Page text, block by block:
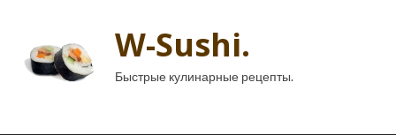
W-Sushi.
Быстрые кулинарные рецепты.